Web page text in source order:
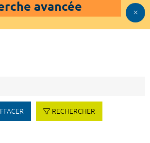
avancée
RECHERCHER